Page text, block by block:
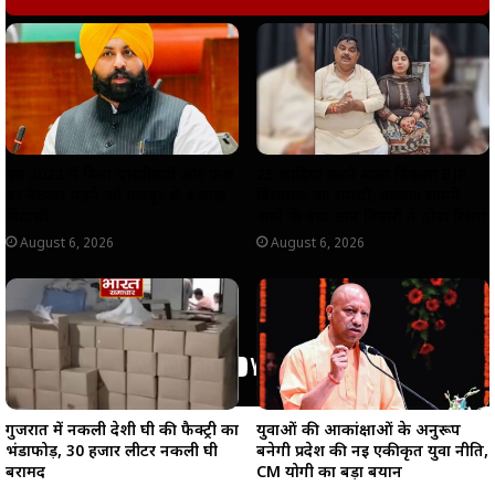
A
p
o
o
k
r
a
m
i
n
k
August 6, 2026 August 6, 2026
गुजरात में नकली देशी घी की फैक्ट्री का
भंडाफोड़, 30 हजार लीटर नकली घी
बरामद
युवाओं की आकांक्षाओं के अनुरूप
बनेगी प्रदेश की नई एकीकृत युवा नीति,
CM योगी का बड़ा बयान